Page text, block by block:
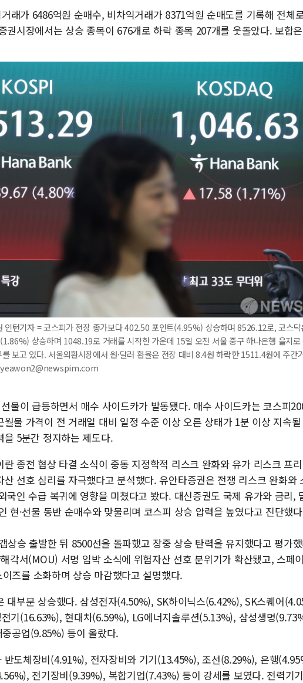
래가 6486억원 순매수, 비차익거래가 8371억원 순매도를 기록해 전체
권시장에서는 상승 종목이 676개로 하락 종목 207개를 웃돌았다. 보합
인턴기자 = 코스피가 전장 종가보다 402.50 포인트(4.95%) 상승하며 8526.12로, 코스닥
상승하며 1048.19로 거래를 시작한 가운데 15일 오전 서울 중구 하나은행 을지로
보고 있다. 서울외환시장에서 원·달러 환율은 전장 대비 8.4원 하락한 1511.4원에 주간
yeawon2@newspim.com
물이 급등하면서 매수 사이드카가 발동됐다. 매수 사이드카는 코스피
월물 가격이 전 거래일 대비 일정 수준 이상 오른 상태가 1분 이상 지속
을 5분간 정지하는 제도다.
란 종전 협상 타결 소식이 중동 지정학적 리스크 완화와 유가 리스크 프
선호 심리를 자극했다고 분석했다. 유안타증권은 전쟁 리스크 완화와
국인 수급 복귀에 영향을 미쳤다고 봤다. 대신증권도 국제 유가와 금리,
현·선물 동반 순매수와 맞물리며 코스피 상승 압력을 높였다고 진단했
상승 출발한 뒤 8500선을 돌파했고 장중 상승 탄력을 유지했다고 평가
각서(MOU) 서명 임박 소식에 위험자산 선호 분위기가 확산됐고, 스페
즈를 소화하며 상승 마감했다고 설명했다.
대부분 상승했다. 삼성전자(4.50%), SK하이닉스(6.42%), SK스퀘어
기(16.63%), 현대차(6.59%), LG에너지솔루션(5.13%), 삼성생명
공업(9.85%) 등이 올랐다.
반도체장비(4.91%), 전자장비와 기기(13.45%), 조선(8.29%), 은행
전기장비(9.39%), 복합기업(7.43%) 등이 강세를 보였다. 전력기